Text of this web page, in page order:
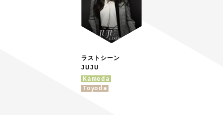
ラストシーン
JUJU
Kameda
Toyoda